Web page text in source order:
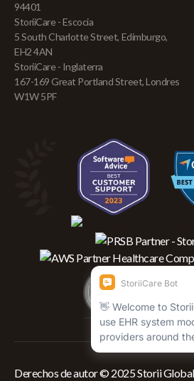
94401
StoriiCare - Escocia
5 South Charlotte Street, Edimburgo,
EH2 4AN
StoriiCare - Inglaterra
167-169 Great Portland Street, Londres
W1W 5PF
Derechos de autor © 2025 Storii